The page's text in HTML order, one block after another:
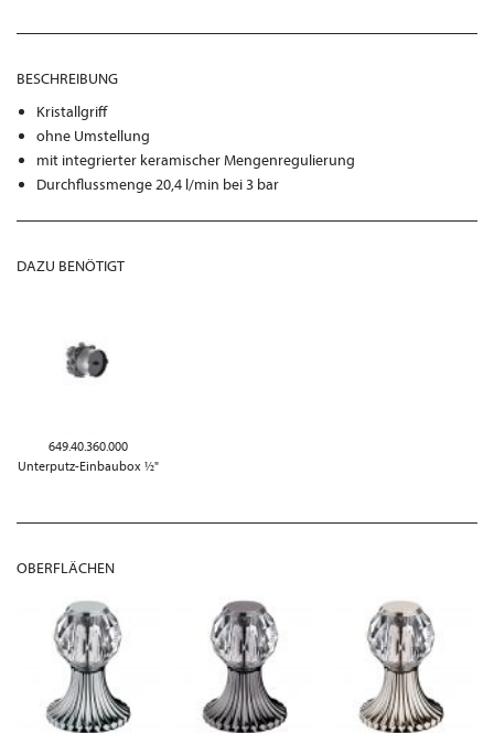
BESCHREIBUNG
Kristallgriff
ohne Umstellung
mit integrierter keramischer Mengenregulierung
Durchflussmenge 20,4 l/min bei 3 bar
DAZU BENÖTIGT
649.40.360.000
Unterputz-Einbaubox ½"
OBERFLÄCHEN